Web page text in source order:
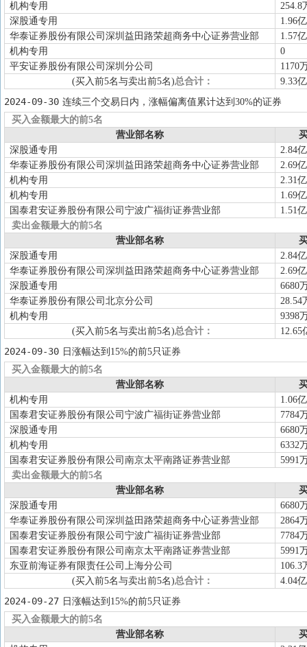
机构专用
254.8
深股通专用
1.96亿
华泰证券股份有限公司深圳益田路荣超商务中心证券营业部
1.57亿
机构专用
0
平安证券股份有限公司深圳分公司
1170
(买入前5名与卖出前5名)总合计： 9.33亿
2024-09-30 连续三个交易日内，涨幅偏离值累计达到30%的证券
买入金额最大的前5名
营业部名称
深股通专用
2.84亿
华泰证券股份有限公司深圳益田路荣超商务中心证券营业部
2.69亿
机构专用
2.31亿
机构专用
1.69亿
国泰君安证券股份有限公司宁波广福街证券营业部
1.51亿
卖出金额最大的前5名
营业部名称
深股通专用
2.84亿
华泰证券股份有限公司深圳益田路荣超商务中心证券营业部
2.69亿
深股通专用
6680
华泰证券股份有限公司北京分公司
28.54
机构专用
9398
(买入前5名与卖出前5名)总合计： 12.65
2024-09-30 日涨幅达到15%的前5只证券
买入金额最大的前5名
营业部名称
机构专用
1.06亿
国泰君安证券股份有限公司宁波广福街证券营业部
7784
深股通专用
6680
机构专用
6332
国泰君安证券股份有限公司南京太平南路证券营业部
5991
卖出金额最大的前5名
营业部名称
深股通专用
6680
华泰证券股份有限公司深圳益田路荣超商务中心证券营业部
2864
国泰君安证券股份有限公司宁波广福街证券营业部
7784
国泰君安证券股份有限公司南京太平南路证券营业部
5991
东亚前海证券有限责任公司上海分公司
106.3
(买入前5名与卖出前5名)总合计： 4.04亿
2024-09-27 日涨幅达到15%的前5只证券
买入金额最大的前5名
营业部名称